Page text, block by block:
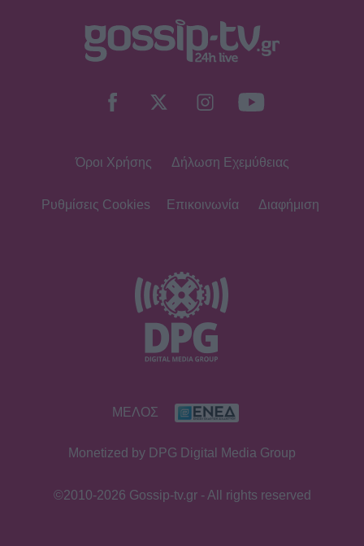
«Μια γοργόνα στην Κρήτη» -
Μαγνήτισε τα βλέμματα με το
καλλίγραμμο κορμί της
Κρήτη! Η Σίσσυ Χρηστίδου
Η «πραγματική πολυτέλεια» της
Βαλαβάνη μέσα από το πιο
ξεχωριστό summer καρουζέλ
της Ευριπίδου για τα γενέθλιά του
είναι γεμάτη κοινές στιγμές τους
Όροι Χρήσης Δήλωση Εχεμύθειας
Ρυθμίσεις Cookies Επικοινωνία Διαφήμιση
ΜΕΛΟΣ
Monetized by DPG Digital Media Group
©2010-2026 Gossip-tv.gr - All rights reserved